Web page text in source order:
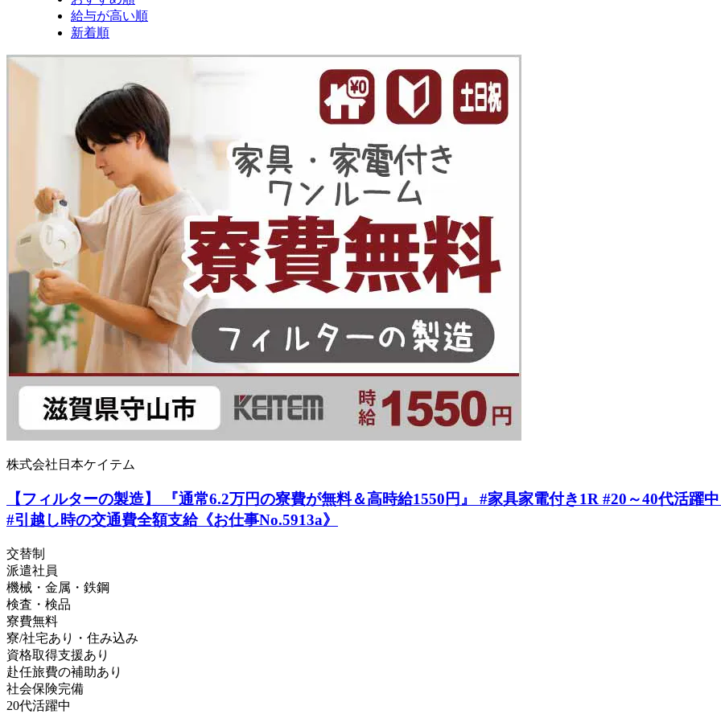
給与が高い順
新着順
株式会社日本ケイテム
【フィルターの製造】 『通常6.2万円の寮費が無料＆高時給1550円』 #家具家電付き1R #20～40代活躍
#引越し時の交通費全額支給《お仕事No.5913a》
交替制
派遣社員
機械・金属・鉄鋼
検査・検品
寮費無料
寮/社宅あり・住み込み
資格取得支援あり
赴任旅費の補助あり
社会保険完備
20代活躍中